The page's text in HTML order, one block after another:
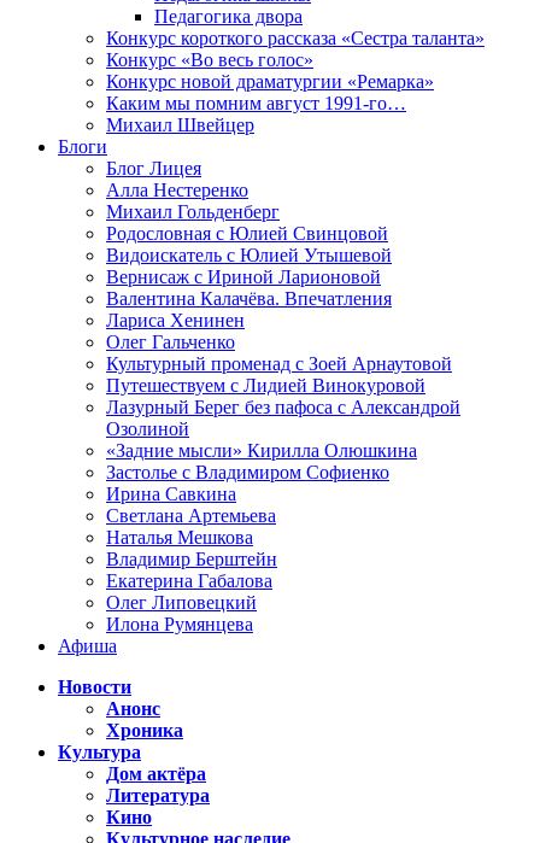
Педагогика двора
Конкурс короткого рассказа «Сестра таланта»
Конкурс «Во весь голос»
Конкурс новой драматургии «Ремарка»
Каким мы помним август 1991-го…
Михаил Швейцер
Блоги
Блог Лицея
Алла Нестеренко
Михаил Гольденберг
Родословная с Юлией Свинцовой
Видоискатель с Юлией Утышевой
Вернисаж с Ириной Ларионовой
Валентина Калачёва. Впечатления
Лариса Хенинен
Олег Гальченко
Культурный променад с Зоей Арнаутовой
Путешествуем с Лидией Винокуровой
Лазурный Берег без пафоса с Александрой
Озолиной
«Задние мысли» Кирилла Олюшкина
Застолье с Владимиром Софиенко
Ирина Савкина
Светлана Артемьева
Наталья Мешкова
Владимир Берштейн
Екатерина Габалова
Олег Липовецкий
Илона Румянцева
Афиша
Новости
Анонс
Хроника
Культура
Дом актёра
Литература
Кино